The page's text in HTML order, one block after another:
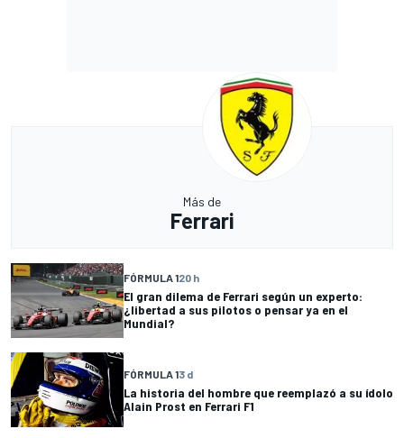
Más de
Ferrari
FÓRMULA 120 h
El gran dilema de Ferrari según un experto:
¿libertad a sus pilotos o pensar ya en el
Mundial?
FÓRMULA 13 d
La historia del hombre que reemplazó a su ídolo
Alain Prost en Ferrari F1